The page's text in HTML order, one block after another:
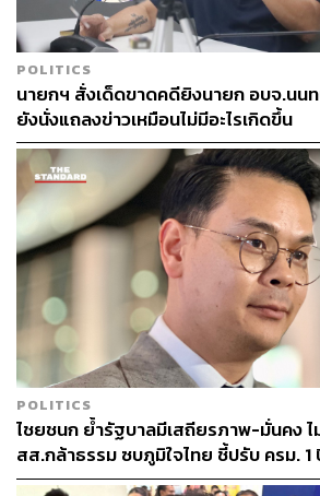
POLITICS
นายกฯ สั่งเด็ดขาดคดียิงนายก อบจ.นนท
ยังนั่งแถลงข่าวเหมือนไม่มีอะไรเกิดขึ้น
POLITICS
ไชยชนก ย้ำรัฐบาลมีเสถียรภาพ-มั่นคง ไ
สส.กล้าธรรม ซบภูมิใจไทย ชี้ปรับ ครม.
ประเมิน โยนนายกฯ ตัดสินใจ